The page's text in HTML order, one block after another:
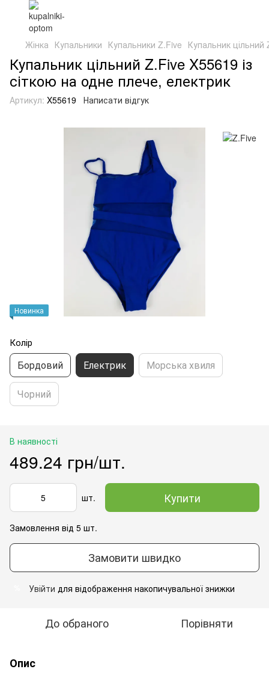
Жінка Купальники Купальники Z.Five Купальник цільний
Купальник цільний Z.Five X55619 із
сіткою на одне плече, електрик
Артикул: X55619 Написати відгук
Новинка
Колір
Бордовий Електрик Морська хвиля
Чорний
В наявності
489.24 грн/шт.
шт. Купити
Замовлення від 5 шт.
Замовити швидко
Увійти для відображення накопичувальної знижки
До обраного Порівняти
Опис